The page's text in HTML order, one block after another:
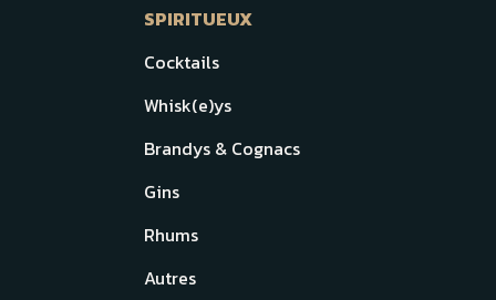
SPIRITUEUX
Cocktails
Whisk(e)ys
Brandys & Cognacs
Gins
Rhums
Autres